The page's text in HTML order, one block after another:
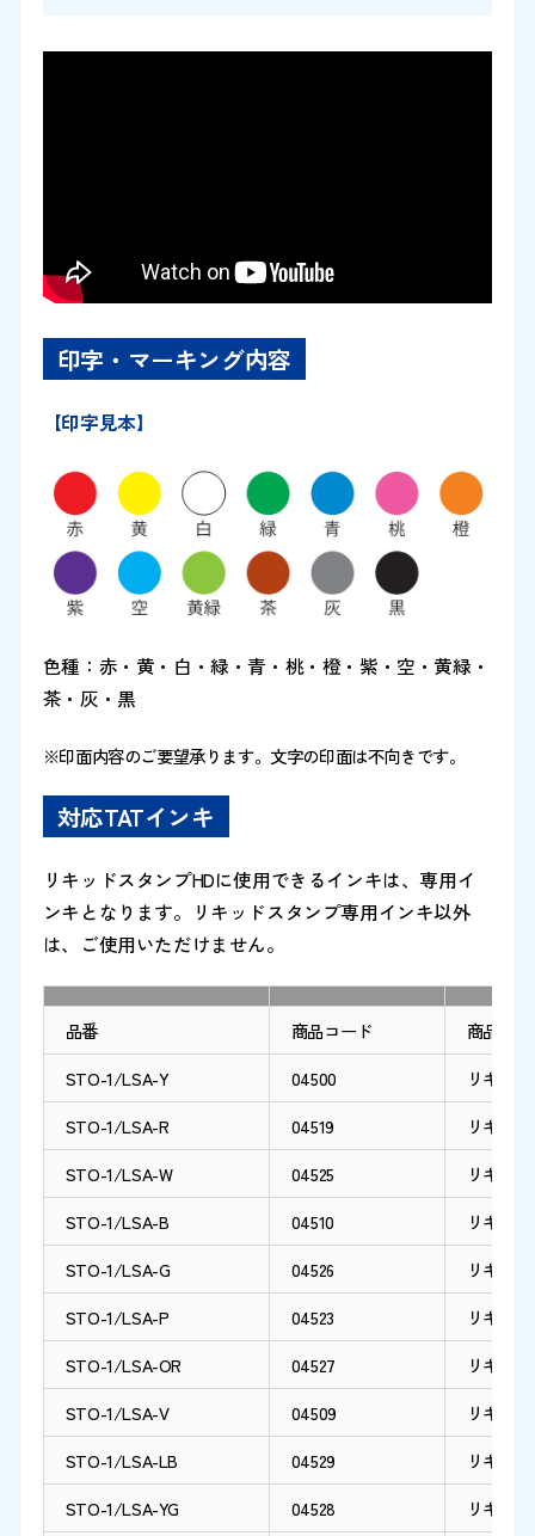
印字・マーキング内容
【印字見本】
色種：赤・黄・白・緑・青・桃・橙・紫・空・黄緑・
茶・灰・黒
※印面内容のご要望承ります。文字の印面は不向きです。
対応TATインキ
リキッドスタンプHDに使用できるインキは、専用イ
ンキとなります。リキッドスタンプ専用インキ以外
は、ご使用いただけません。
品番 商品コード
商品名
STO-1/LSA-Y
04500
リキッ
STO-1/LSA-R
04519
リキッ
STO-1/LSA-W
04525
リキッ
STO-1/LSA-B
04510
リキッ
STO-1/LSA-G
04526
リキッ
STO-1/LSA-P
04523
リキッ
STO-1/LSA-OR
04527
リキッ
STO-1/LSA-V
04509
リキッ
STO-1/LSA-LB
04529
リキッ
STO-1/LSA-YG
04528 リキッ